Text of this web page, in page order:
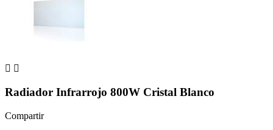
 
Radiador Infrarrojo 800W Cristal Blanco
Compartir